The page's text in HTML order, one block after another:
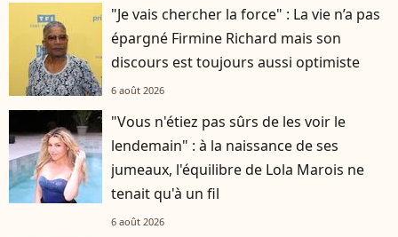
"Je vais chercher la force" : La vie n’a pas
épargné Firmine Richard mais son
discours est toujours aussi optimiste
6 août 2026
"Vous n'étiez pas sûrs de les voir le
lendemain" : à la naissance de ses
jumeaux, l'équilibre de Lola Marois ne
tenait qu'à un fil
6 août 2026